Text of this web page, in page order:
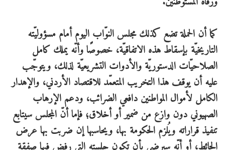
كما أن الحملة تضع كذلك مجلس النوّاب اليوم أمام مسؤوليّته
التاريخيّة بإسقاط هذه الاتفاقيّة، خصوصًا وأنّه يملك كامل
الصلاحيّات الدستوريّة والأدوات التشريعيّة لذلك، ويتوجّب
عليه أن يوقف هذا التخريب المتعمّد للاقتصاد الأردني، والإهدار
الكامل لأموال المواطنين دافعي الضرائب، ودعم الإرهاب
الصهيوني دون وازع من ضمير أو أخلاق؛ فإما أنّ المجلس سيتابع
تنفيذ قراراته ويُلزم الحكومة بها، ويحاسبها إن ضربت بها عرض